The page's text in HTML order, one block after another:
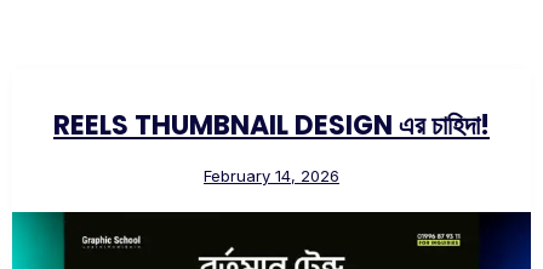
REELS THUMBNAIL DESIGN এর চাহিদা!
February 14, 2026